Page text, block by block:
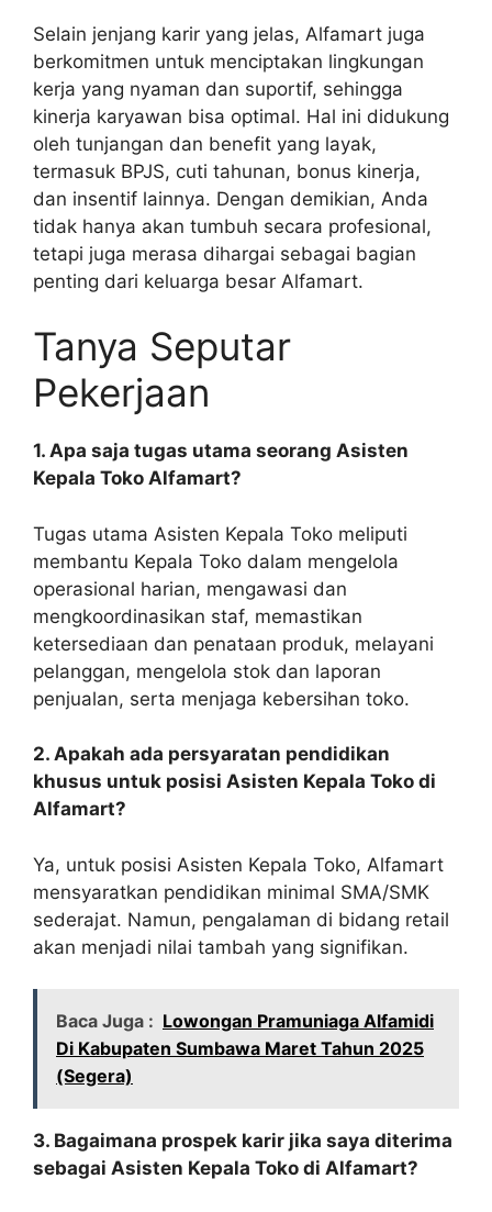
Selain jenjang karir yang jelas, Alfamart juga
berkomitmen untuk menciptakan lingkungan
kerja yang nyaman dan suportif, sehingga
kinerja karyawan bisa optimal. Hal ini didukung
oleh tunjangan dan benefit yang layak,
termasuk BPJS, cuti tahunan, bonus kinerja,
dan insentif lainnya. Dengan demikian, Anda
tidak hanya akan tumbuh secara profesional,
tetapi juga merasa dihargai sebagai bagian
penting dari keluarga besar Alfamart.
Tanya Seputar
Pekerjaan
1. Apa saja tugas utama seorang Asisten
Kepala Toko Alfamart?
Tugas utama Asisten Kepala Toko meliputi
membantu Kepala Toko dalam mengelola
operasional harian, mengawasi dan
mengkoordinasikan staf, memastikan
ketersediaan dan penataan produk, melayani
pelanggan, mengelola stok dan laporan
penjualan, serta menjaga kebersihan toko.
2. Apakah ada persyaratan pendidikan
khusus untuk posisi Asisten Kepala Toko di
Alfamart?
Ya, untuk posisi Asisten Kepala Toko, Alfamart
mensyaratkan pendidikan minimal SMA/SMK
sederajat. Namun, pengalaman di bidang retail
akan menjadi nilai tambah yang signifikan.
Baca Juga : Lowongan Pramuniaga Alfamidi
Di Kabupaten Sumbawa Maret Tahun 2025
(Segera)
3. Bagaimana prospek karir jika saya diterima
sebagai Asisten Kepala Toko di Alfamart?